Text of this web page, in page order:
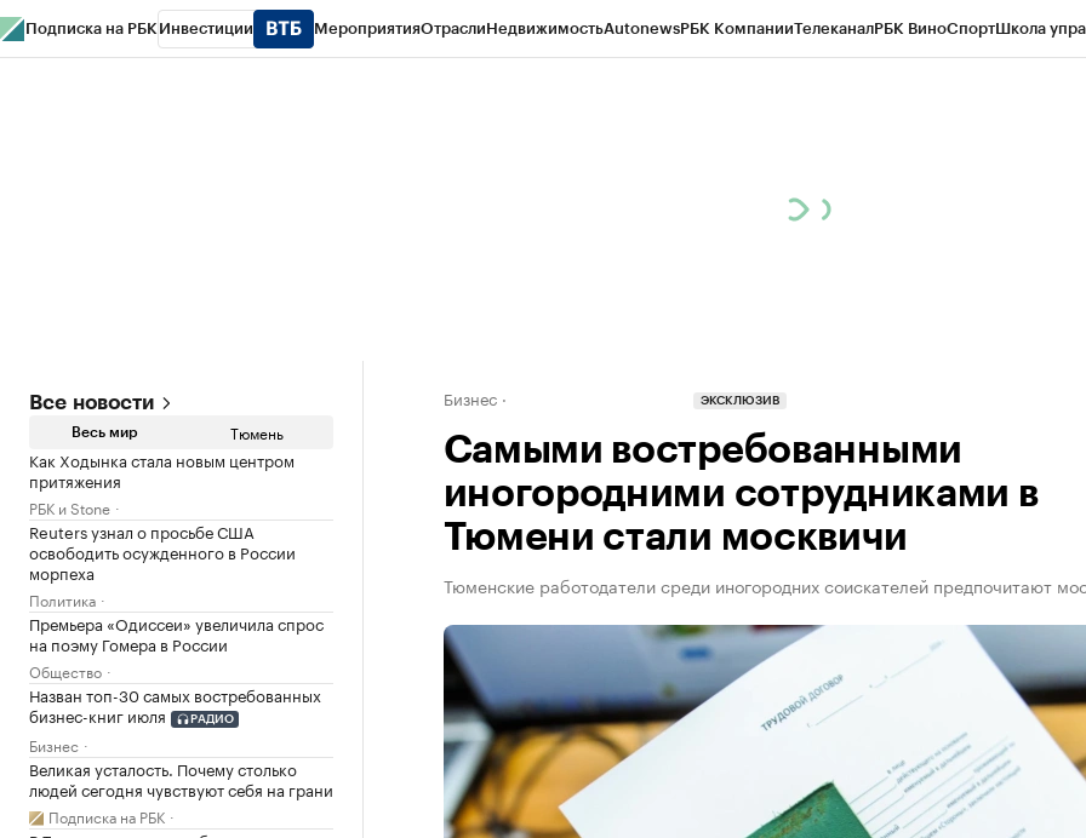
Подписка на РБК Инвестиции МероприятияОтраслиНедвижимостьAutonewsРБК КомпанииТелеканалРБК ВиноСпортШкола
Все новости
Весь мир Тюмень
Как Ходынка стала новым центром
притяжения
РБК и Stone
Reuters узнал о просьбе США
освободить осужденного в России
морпеха
Политика
Премьера «Одиссеи» увеличила спрос
на поэму Гомера в России
Общество
Назван топ-30 самых востребованных
бизнес-книг июля
РАДИО
Бизнес
Великая усталость. Почему столько
людей сегодня чувствуют себя на грани
Подписка на РБК
Бизнес ЭКСКЛЮЗИВ
Самыми востребованными
иногородними сотрудниками в
Тюмени стали москвичи
Тюменские работодатели среди иногородних соискателей предпочитают